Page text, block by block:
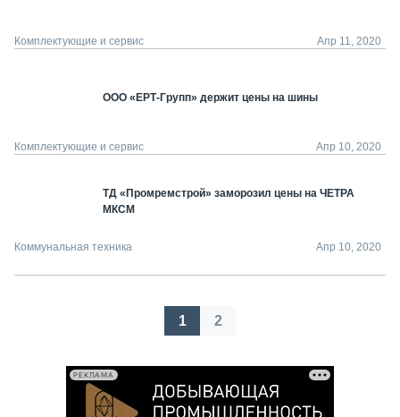
Комплектующие и сервис Апр 11, 2020
ООО «ЕРТ-Групп» держит цены на шины
Комплектующие и сервис Апр 10, 2020
ТД «Промремстрой» заморозил цены на ЧЕТРА
МКСМ
Коммунальная техника Апр 10, 2020
Пагинация
1 2
РЕКЛАМА